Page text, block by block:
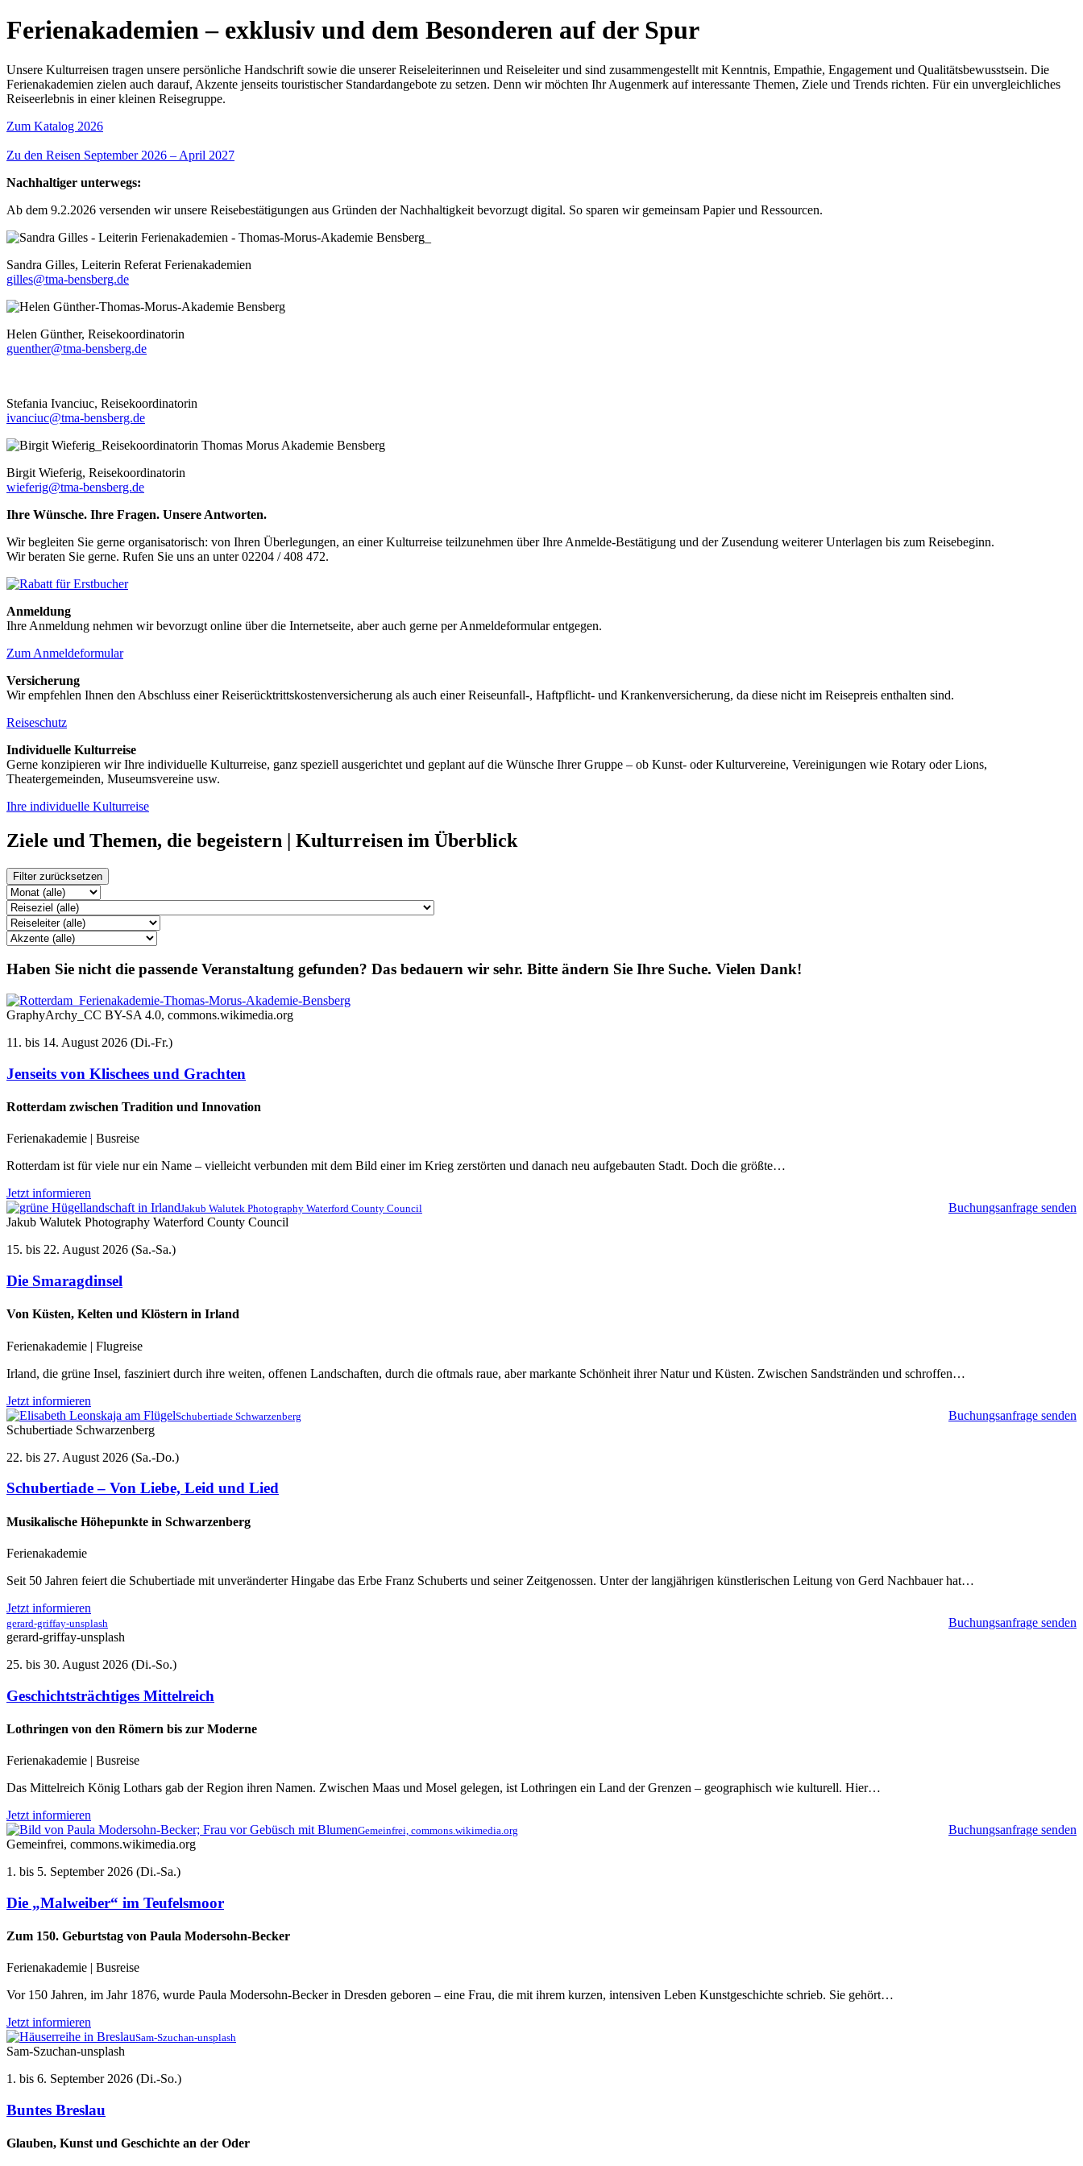
Ferienakademien – exklusiv und dem Besonderen auf der Spur
Unsere Kulturreisen tragen unsere persönliche Handschrift sowie die unserer Reiseleiterinnen und Reiseleiter und sind zusammengestellt mit Kenntnis, Empathie, Engagement und Qualitätsbewusstsein. Die
Ferienakademien zielen auch darauf, Akzente jenseits touristischer Standardangebote zu setzen. Denn wir möchten Ihr Augenmerk auf interessante Themen, Ziele und Trends richten. Für ein unvergleichliches
Reiseerlebnis in einer kleinen Reisegruppe.
Zum Katalog 2026
Zu den Reisen September 2026 – April 2027
Nachhaltiger unterwegs:
Ab dem 9.2.2026 versenden wir unsere Reisebestätigungen aus Gründen der Nachhaltigkeit bevorzugt digital. So sparen wir gemeinsam Papier und Ressourcen.
Sandra Gilles, Leiterin Referat Ferienakademien
gilles@tma-bensberg.de
Helen Günther, Reisekoordinatorin
guenther@tma-bensberg.de
Stefania Ivanciuc, Reisekoordinatorin
ivanciuc@tma-bensberg.de
Birgit Wieferig, Reisekoordinatorin
wieferig@tma-bensberg.de
Ihre Wünsche. Ihre Fragen. Unsere Antworten.
Wir begleiten Sie gerne organisatorisch: von Ihren Überlegungen, an einer Kulturreise teilzunehmen über Ihre Anmelde-Bestätigung und der Zusendung weiterer Unterlagen bis zum Reisebeginn.
Wir beraten Sie gerne. Rufen Sie uns an unter 02204 / 408 472.
Anmeldung
Ihre Anmeldung nehmen wir bevorzugt online über die Internetseite, aber auch gerne per Anmeldeformular entgegen.
Zum Anmeldeformular
Versicherung
Wir empfehlen Ihnen den Abschluss einer Reiserücktrittskostenversicherung als auch einer Reiseunfall-, Haftpflicht- und Krankenversicherung, da diese nicht im Reisepreis enthalten sind.
Reiseschutz
Individuelle Kulturreise
Gerne konzipieren wir Ihre individuelle Kulturreise, ganz speziell ausgerichtet und geplant auf die Wünsche Ihrer Gruppe – ob Kunst- oder Kulturvereine, Vereinigungen wie Rotary oder Lions,
Theatergemeinden, Museumsvereine usw.
Ihre individuelle Kulturreise
Ziele und Themen, die begeistern | Kulturreisen im Überblick
Filter zurücksetzen
Haben Sie nicht die passende Veranstaltung gefunden? Das bedauern wir sehr. Bitte ändern Sie Ihre Suche. Vielen Dank!
GraphyArchy_CC BY-SA 4.0, commons.wikimedia.org
11. bis 14. August 2026 (Di.-Fr.)
Jenseits von Klischees und Grachten
Rotterdam zwischen Tradition und Innovation
Ferienakademie | Busreise
Rotterdam ist für viele nur ein Name – vielleicht verbunden mit dem Bild einer im Krieg zerstörten und danach neu aufgebauten Stadt. Doch die größte…
Jetzt informieren
Buchungsanfrage senden
Jakub Walutek Photography Waterford County Council
Jakub Walutek Photography Waterford County Council
15. bis 22. August 2026 (Sa.-Sa.)
Die Smaragdinsel
Von Küsten, Kelten und Klöstern in Irland
Ferienakademie | Flugreise
Irland, die grüne Insel, fasziniert durch ihre weiten, offenen Landschaften, durch die oftmals raue, aber markante Schönheit ihrer Natur und Küsten. Zwischen Sandstränden und schroffen…
Jetzt informieren
Buchungsanfrage senden
Schubertiade Schwarzenberg
Schubertiade Schwarzenberg
22. bis 27. August 2026 (Sa.-Do.)
Schubertiade – Von Liebe, Leid und Lied
Musikalische Höhepunkte in Schwarzenberg
Ferienakademie
Seit 50 Jahren feiert die Schubertiade mit unveränderter Hingabe das Erbe Franz Schuberts und seiner Zeitgenossen. Unter der langjährigen künstlerischen Leitung von Gerd Nachbauer hat…
Jetzt informieren
Buchungsanfrage senden
gerard-griffay-unsplash
gerard-griffay-unsplash
25. bis 30. August 2026 (Di.-So.)
Geschichtsträchtiges Mittelreich
Lothringen von den Römern bis zur Moderne
Ferienakademie | Busreise
Das Mittelreich König Lothars gab der Region ihren Namen. Zwischen Maas und Mosel gelegen, ist Lothringen ein Land der Grenzen – geographisch wie kulturell. Hier…
Jetzt informieren
Buchungsanfrage senden
Gemeinfrei, commons.wikimedia.org
Gemeinfrei, commons.wikimedia.org
1. bis 5. September 2026 (Di.-Sa.)
Die „Malweiber“ im Teufelsmoor
Zum 150. Geburtstag von Paula Modersohn-Becker
Ferienakademie | Busreise
Vor 150 Jahren, im Jahr 1876, wurde Paula Modersohn-Becker in Dresden geboren – eine Frau, die mit ihrem kurzen, intensiven Leben Kunstgeschichte schrieb. Sie gehört…
Jetzt informieren
Sam-Szuchan-unsplash
Sam-Szuchan-unsplash
1. bis 6. September 2026 (Di.-So.)
Buntes Breslau
Glauben, Kunst und Geschichte an der Oder